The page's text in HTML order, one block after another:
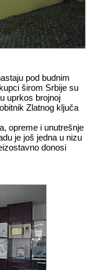
pod budnim
širom Srbije su
uprkos brojnoj
Zlatnog ključa
opreme i unutrešnje
je još jedna u nizu
donosi